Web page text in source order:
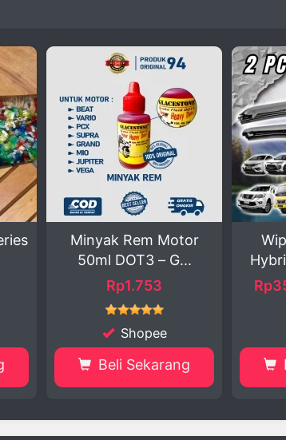
Wiper Kaca Mobil
Hybrid Universal 2 ...
Rp35.000 - 65.000
Shopee
Beli Sekarang